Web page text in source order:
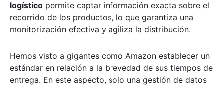
logístico permite captar información exacta sobre el
recorrido de los productos, lo que garantiza una
monitorización efectiva y agiliza la distribución.
Hemos visto a gigantes como Amazon establecer un
estándar en relación a la brevedad de sus tiempos de
entrega. En este aspecto, solo una gestión de datos